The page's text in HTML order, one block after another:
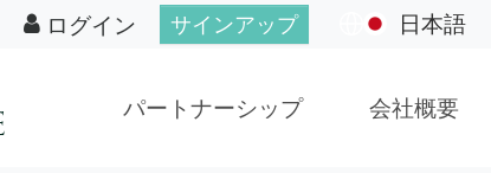
ログイン サインアップ 日本語
パートナーシップ 会社概要